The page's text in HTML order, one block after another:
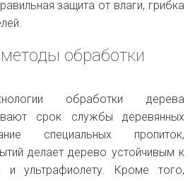
защита от влаги, грибка
обработки
обработки дерева
срок службы деревянных
специальных пропиток,
делает дерево устойчивым к
и ультрафиолету. Кроме того,